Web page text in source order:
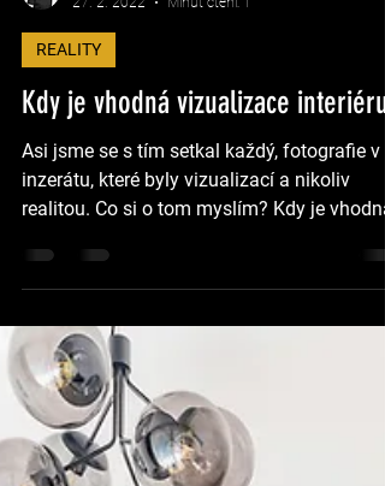
27. 2. 2022
Minut čtení: 1
REALITY
Kdy je vhodná vizualizace interiéru
Asi jsme se s tím setkal každý, fotografie v
a jak...